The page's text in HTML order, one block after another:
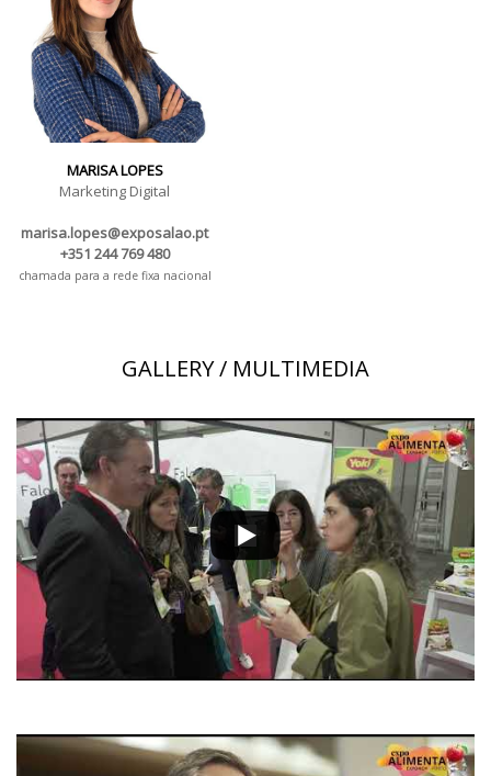
MARISA LOPES
Marketing Digital
marisa.lopes@exposalao.pt
+351 244 769 480
chamada para a rede fixa nacional
GALLERY / MULTIMEDIA